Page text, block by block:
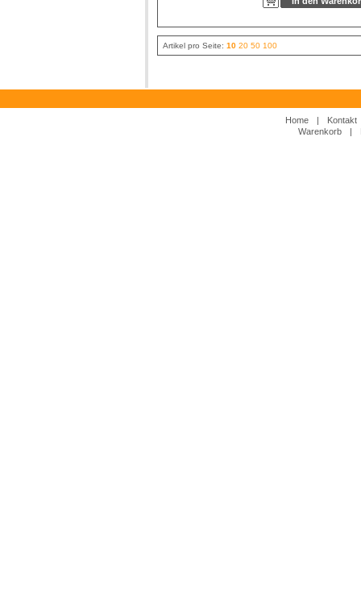
Artikel pro Seite: 10 20 50 100
Home |
Kontakt
Warenkorb
|